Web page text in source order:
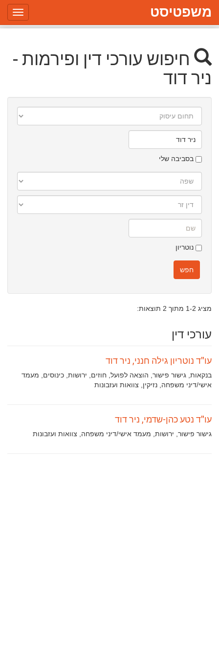
משפטיסט
חיפוש עורכי דין ופירמות -
ניר דוד
עיסוק
בסביבה שלי
נוטריון
חפש
מציג 1-2 מתוך 2 תוצאות:
עורכי דין
עו"ד נוטריון גילה חנני, ניר דוד
תחומי
עיסוק:
בנקאות, גישור פישור, הוצאה לפועל, חוזים, ירושות, כינוסים, מעמד
אישי/דיני משפחה, נזיקין, צוואות ועזבונות
עו"ד נטע כהן-שדמי, ניר דוד
תחומי
גישור פישור, ירושות, מעמד אישי/דיני משפחה, צוואות ועזבונות